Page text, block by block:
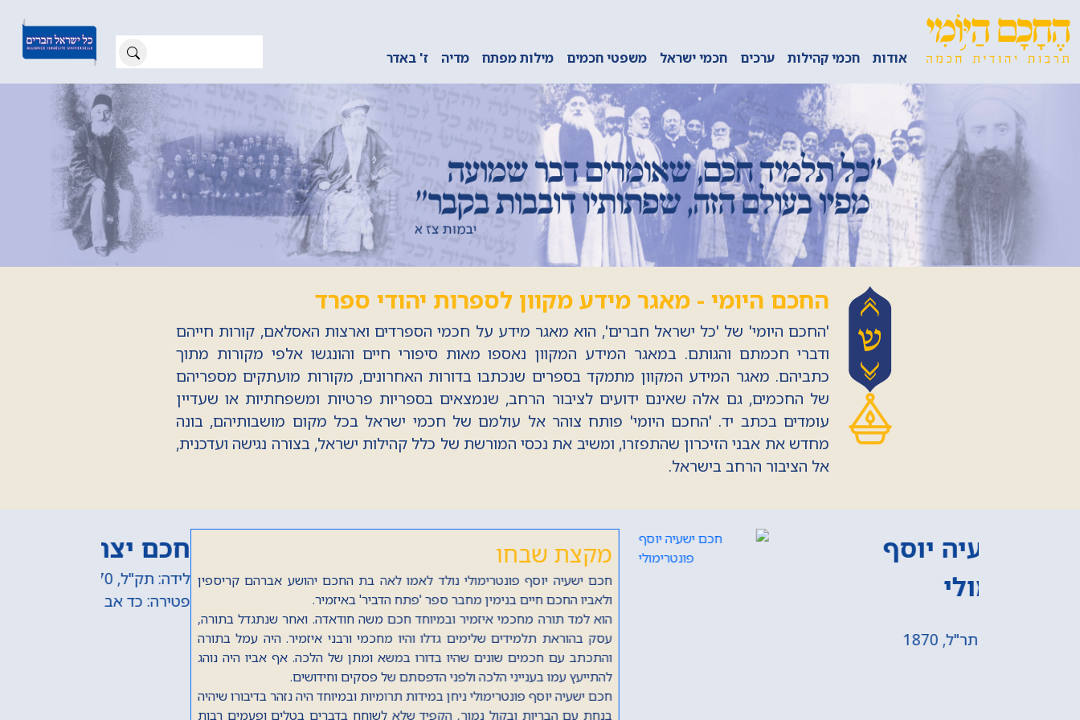
אודות חכמי קהילות ערכים חכמי ישראל משפטי חכמים מילות מפתח מדיה ז' באדר
החכם היומי - מאגר מידע מקוון לספרות יהודי ספרד
'החכם היומי' של 'כל ישראל חברים', הוא מאגר מידע על חכמי הספרדים וארצות האסלאם, קורות חייהם
ודברי חכמתם והגותם. במאגר המידע המקוון נאספו מאות סיפורי חיים והונגשו אלפי מקורות מתוך
כתביהם. מאגר המידע המקוון מתמקד בספרים שנכתבו בדורות האחרונים, מקורות מועתקים מספריהם
של החכמים, גם אלה שאינם ידועים לציבור הרחב, שנמצאים בספריות פרטיות ומשפחתיות או שעדיין
עומדים בכתב יד. 'החכם היומי' פותח צוהר אל עולמם של חכמי ישראל בכל מקום מושבותיהם, בונה
מחדש את אבני הזיכרון שהתפזרו, ומשיב את נכסי המורשת של כלל קהילות ישראל, בצורה נגישה ועדכנית,
אל הציבור הרחב בישראל.
חכם יצחק קובו
לידה: תק"ל, 1770
פטירה: כד אב תרי"ד, 1854
מקצת שבחו
הראשון לציון, חכם יצחק קובו נולד לאימו ולאביו חכם חזקיה יוסף קובו בשנת
תק"ל (1770) בירושלים.
גדל בתורה וביראה על ברכי סבו, הדיין חכם יצחק קובו (הראשון), שנפטר בשנת
תקס"ז (1807), ועל ברכי אביו, המקובל חכם חזקיה יוסף קובו, ראש ישיבת
עצמו בצער הגלות אל ערי פולין, ואחר חזר לירושלים. נודע בשערים כתלמיד חכם,
וכבר בעודו צעיר, בשנת תקנ"ג (1793) החל לחתום על תקנות חכמי ירושלים.
בשנת תקע"ה (1815) יצא בשליחות כוללות ירושלים אל ערי טורקיה. באיזמיר